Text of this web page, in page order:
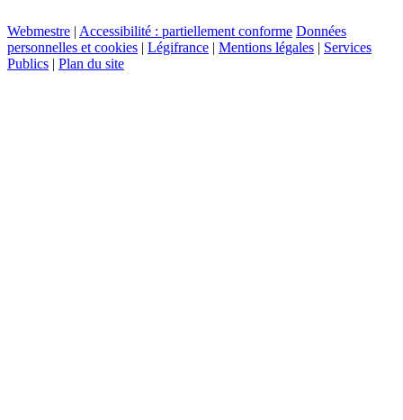
Webmestre | Accessibilité : partiellement conforme Données
personnelles et cookies | Légifrance | Mentions légales | Services
Publics | Plan du site